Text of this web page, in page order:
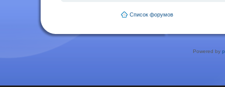
Список форумов
Powered by